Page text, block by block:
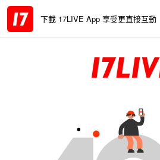
下載 17LIVE App 享受更直接互動